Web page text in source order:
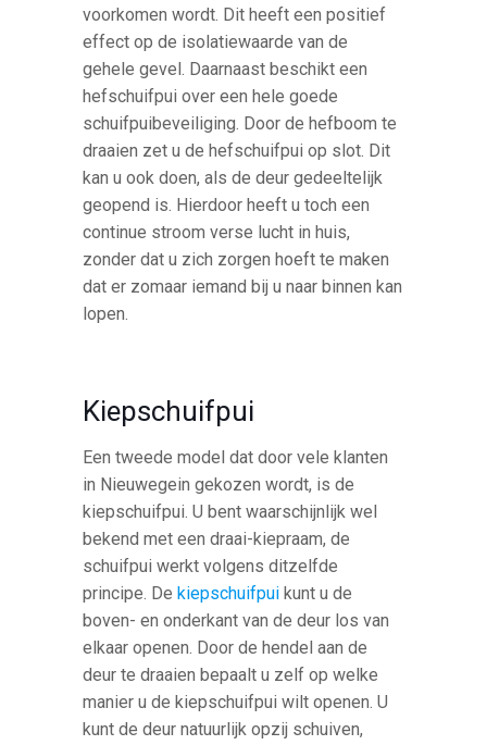
voorkomen wordt. Dit heeft een positief
effect op de isolatiewaarde van de
gehele gevel. Daarnaast beschikt een
hefschuifpui over een hele goede
schuifpuibeveiliging. Door de hefboom te
draaien zet u de hefschuifpui op slot. Dit
kan u ook doen, als de deur gedeeltelijk
geopend is. Hierdoor heeft u toch een
continue stroom verse lucht in huis,
zonder dat u zich zorgen hoeft te maken
dat er zomaar iemand bij u naar binnen kan
lopen.
Kiepschuifpui
Een tweede model dat door vele klanten
in Nieuwegein gekozen wordt, is de
kiepschuifpui. U bent waarschijnlijk wel
bekend met een draai-kiepraam, de
schuifpui werkt volgens ditzelfde
principe. De kiepschuifpui kunt u de
boven- en onderkant van de deur los van
elkaar openen. Door de hendel aan de
deur te draaien bepaalt u zelf op welke
manier u de kiepschuifpui wilt openen. U
kunt de deur natuurlijk opzij schuiven,